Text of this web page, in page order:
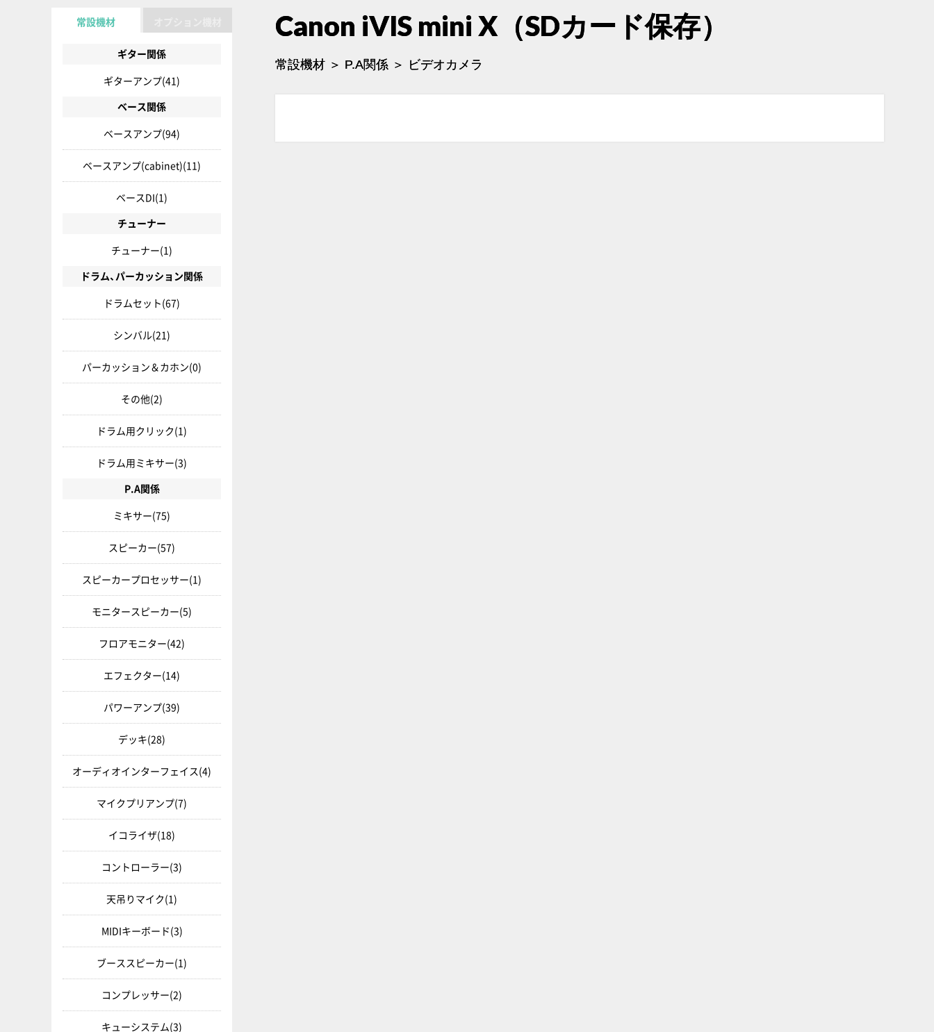
Canon iVIS mini X（SDカード保存）
常設機材 ＞ P.A関係 ＞ ビデオカメラ
常設機材
ギター関係
ギターアンプ(41)
ベース関係
ベースアンプ(94)
ベースアンプ(cabinet)(11)
ベースDI(1)
チューナー
チューナー(1)
ドラム、パーカッション関係
ドラムセット(67)
シンバル(21)
パーカッション＆カホン(0)
その他(2)
ドラム用クリック(1)
ドラム用ミキサー(3)
P.A関係
ミキサー(75)
スピーカー(57)
スピーカープロセッサー(1)
モニタースピーカー(5)
フロアモニター(42)
エフェクター(14)
パワーアンプ(39)
デッキ(28)
オーディオインターフェイス(4)
マイクプリアンプ(7)
イコライザ(18)
コントローラー(3)
天吊りマイク(1)
MIDIキーボード(3)
ブーススピーカー(1)
コンプレッサー(2)
キューシステム(3)